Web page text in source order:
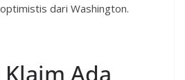
dari Washington.
Ada